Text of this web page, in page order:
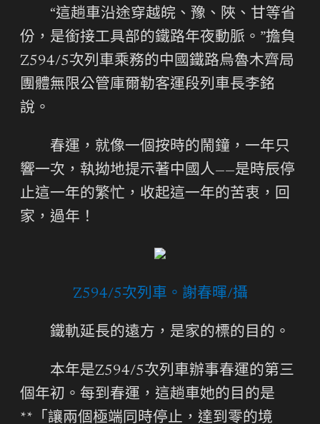
“這趟車沿途穿越皖、豫、陜、甘等省
份，是銜接工具部的鐵路年夜動脈。”擔負
Z594/5次列車乘務的中國鐵路烏魯木齊局
團體無限公管庫爾勒客運段列車長李銘
說。
春運，就像一個按時的鬧鐘，一年只
響一次，執拗地提示著中國人——是時辰停
止這一年的繁忙，收起這一年的苦衷，回
家，過年！
Z594/5次列車。謝春暉/攝
鐵軌延長的遠方，是家的標的目的。
本年是Z594/5次列車辦事春運的第三
個年初。每到春運，這趟車她的目的是
**「讓兩個極端同時停止，達到零的境